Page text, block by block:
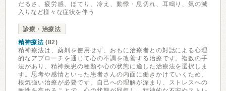
だるさ、疲労感、ほてり、冷え、動悸・息切れ、耳鳴り、気の滅
入りなど様々な症状を伴う
診療・治療法
精神療法 (82)
精神療法は、薬剤を使用せず、おもに治療者との対話による心理
的なアプローチを通じて心の不調を改善する治療です。複数の手
法があり、精神疾患の種類や心の状態に適した治療法を選択しま
す。思考や感情といった患者さんの内面に働きかけていくため、
根気強い治療が必要です。自己への理解が深まり、ストレスへの